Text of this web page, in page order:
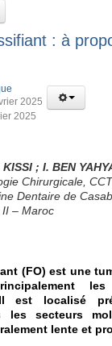
: à
2025
2025
; I. BEN
Chirurgicale,
Dentaire de
II – Maroc
(FO) est une
Il est localisé
les secteurs
lente et